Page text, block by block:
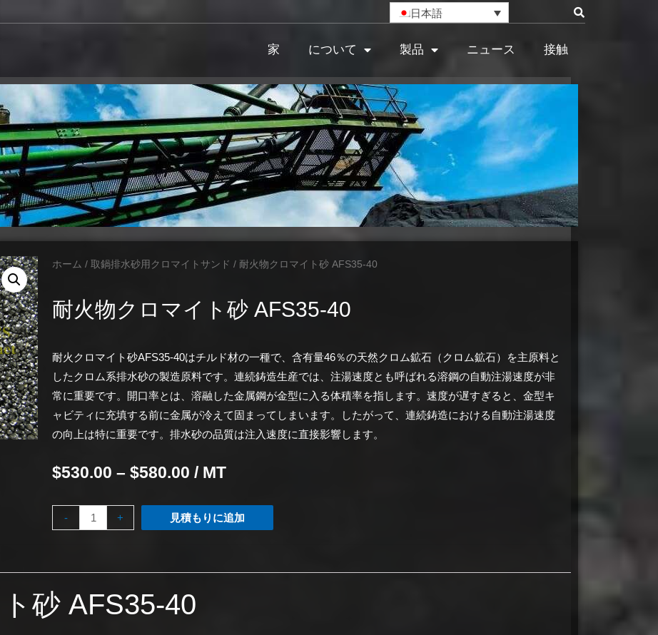
日本語
家 について 製品 ニュース 接触
ホーム / 取鍋排水砂用クロマイトサンド / 耐火物クロマイト砂 AFS35-40
耐火物クロマイト砂 AFS35-40
耐火クロマイト砂AFS35-40はチルド材の一種で、含有量46％の天然クロム鉱石（クロム鉱石）を主原料と
したクロム系排水砂の製造原料です。 連続鋳造生産では、注湯速度とも呼ばれる溶鋼の自動注湯速度が非
常に重要です。 開口率とは、溶融した金属鋼が金型に入る体積率を指します。 速度が遅すぎると、金型キ
ャビティに充填する前に金属が冷えて固まってしまいます。
したがって、連続鋳造における自動注湯速度
の向上は特に重要です。 排水砂の品質は注入速度に直接影響します。
$530.00 – $580.00 / MT
- + 見積もりに追加
砂 AFS35-40